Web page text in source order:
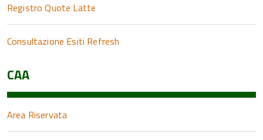
Registro Quote Latte
Consultazione Esiti Refresh
CAA
Area Riservata